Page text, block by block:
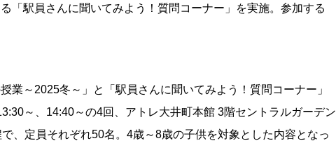
「駅員さんに聞いてみよう！質問コーナー」を実施。参加する
業～2025冬～」と「駅員さんに聞いてみよう！質問コーナー」
～、14:40～の4回、アトレ大井町本館 3階セントラルガーデン
、定員それぞれ50名。4歳～8歳の子供を対象とした内容となっ